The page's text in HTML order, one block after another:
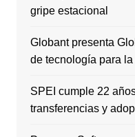
gripe estacional
Globant presenta
de tecnología para
SPEI cumple 22
transferencias y